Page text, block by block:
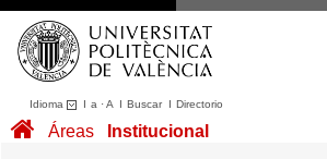
Idioma I a ·A I BuscarI Directorio
Conjuntos de datos
Áreas Institucional